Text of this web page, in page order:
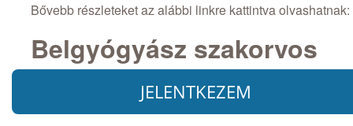
Bővebb részleteket az alábbi linkre kattintva olvashatnak:
Belgyógyász szakorvos
JELENTKEZEM